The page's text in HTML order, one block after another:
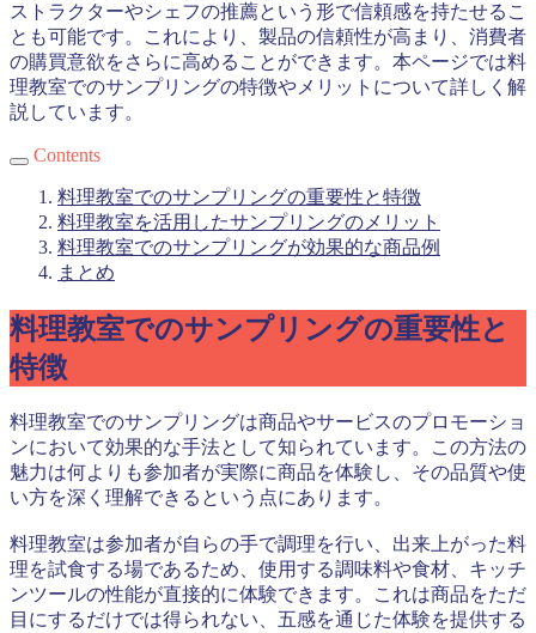
ストラクターやシェフの推薦という形で信頼感を持たせるこ
とも可能です。これにより、製品の信頼性が高まり、消費者
の購買意欲をさらに高めることができます。本ページでは料
理教室でのサンプリングの特徴やメリットについて詳しく解
説しています。
Contents
料理教室でのサンプリングの重要性と特徴
料理教室を活用したサンプリングのメリット
料理教室でのサンプリングが効果的な商品例
まとめ
料理教室でのサンプリングの重要性と
特徴
料理教室でのサンプリングは商品やサービスのプロモーショ
ンにおいて効果的な手法として知られています。この方法の
魅力は何よりも参加者が実際に商品を体験し、その品質や使
い方を深く理解できるという点にあります。
料理教室は参加者が自らの手で調理を行い、出来上がった料
理を試食する場であるため、使用する調味料や食材、キッチ
ンツールの性能が直接的に体験できます。これは商品をただ
目にするだけでは得られない、五感を通じた体験を提供する